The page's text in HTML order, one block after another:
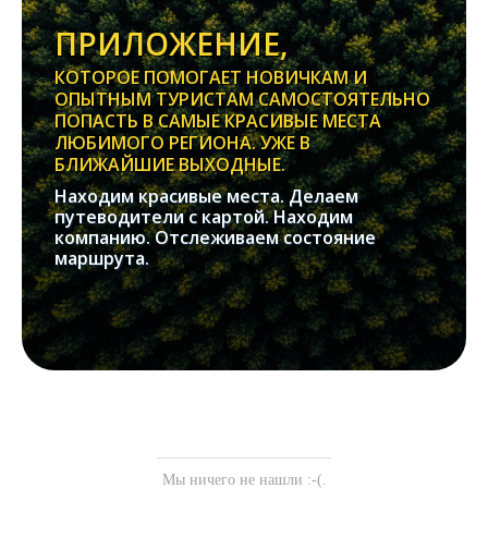
ПРИЛОЖЕНИЕ,
КОТОРОЕ ПОМОГАЕТ НОВИЧКАМ И
ОПЫТНЫМ ТУРИСТАМ САМОСТОЯТЕЛЬНО
ПОПАСТЬ В САМЫЕ КРАСИВЫЕ МЕСТА
ЛЮБИМОГО РЕГИОНА. УЖЕ В
БЛИЖАЙШИЕ ВЫХОДНЫЕ.
Находим красивые места. Делаем
путеводители с картой. Находим
компанию. Отслеживаем состояние
маршрута.
Мы ничего не нашли :-(.